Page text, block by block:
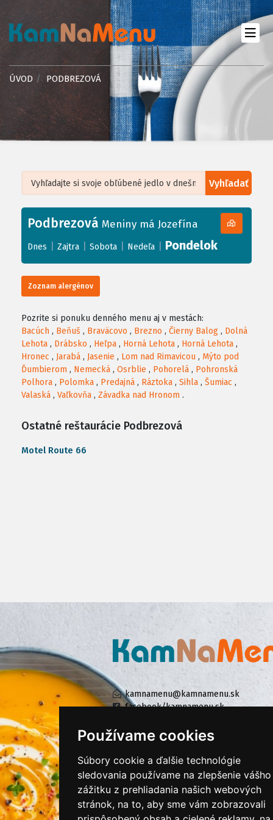
Používame cookies
Súbory cookie a ďalšie technológie
sledovania používame na zlepšenie vášho
zážitku z prehliadania našich webových
stránok, na to, aby sme vám zobrazovali
ÚVOD PODBREZOVÁ
Vyhľadať
+
−
Leaflet| ©OpenStreetMap, Tiles courtesy ofHumanitarian OpenStreetMap
Podbrezová Meniny má Jozefína
Dnes Zajtra Sobota Nedeľa Pondelok
Zoznam alergénov
Pozrite si ponuku denného menu aj v mestách:
Bacúch , Beňuš , Braväcovo , Brezno , Čierny Balog , Dolná
Lehota , Drábsko , Heľpa , Horná Lehota , Horná Lehota ,
Hronec , Jarabá , Jasenie , Lom nad Rimavicou , Mýto pod
Ďumbierom , Nemecká , Osrblie , Pohorelá , Pohronská
Polhora , Polomka , Predajná , Ráztoka , Sihla , Šumiac ,
Valaská , Vaľkovňa , Závadka nad Hronom .
Ostatné reštaurácie Podbrezová
Motel Route 66
kamnamenu@kamnamenu.sk
facebook/kamnamenu.sk
KONTAKTUJTE NÁS
PRIHLÁSIŤ SA DO ZÁKAZNÍCKEJ ZÓNY